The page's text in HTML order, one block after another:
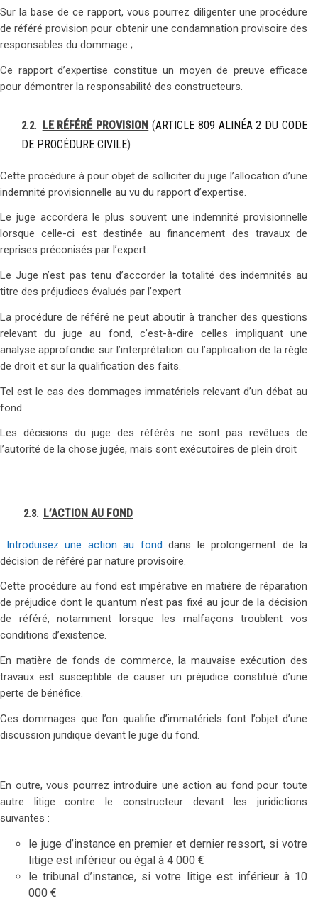
Sur la base de ce rapport, vous pourrez diligenter une procédure
de référé provision pour obtenir une condamnation provisoire des
responsables du dommage ;
Ce rapport d’expertise constitue un moyen de preuve efficace
pour démontrer la responsabilité des constructeurs.
2.2. LE RÉFÉRÉ PROVISION (ARTICLE 809 ALINÉA 2 DU CODE
DE PROCÉDURE CIVILE)
Cette procédure à pour objet de solliciter du juge l’allocation d’une
indemnité provisionnelle au vu du rapport d’expertise.
Le juge accordera le plus souvent une indemnité provisionnelle
lorsque celle-ci est destinée au financement des travaux de
reprises préconisés par l’expert.
Le Juge n’est pas tenu d’accorder la totalité des indemnités au
titre des préjudices évalués par l’expert
La procédure de référé ne peut aboutir à trancher des questions
relevant du juge au fond, c’est-à-dire celles impliquant une
analyse approfondie sur l’interprétation ou l’application de la règle
de droit et sur la qualification des faits.
Tel est le cas des dommages immatériels relevant d’un débat au
fond.
Les décisions du juge des référés ne sont pas revêtues de
l’autorité de la chose jugée, mais sont exécutoires de plein droit
2.3. L’ACTION AU FOND
Introduisez une action au fond dans le prolongement de la
décision de référé par nature provisoire.
Cette procédure au fond est impérative en matière de réparation
de préjudice dont le quantum n’est pas fixé au jour de la décision
de référé, notamment lorsque les malfaçons troublent vos
conditions d’existence.
En matière de fonds de commerce, la mauvaise exécution des
travaux est susceptible de causer un préjudice constitué d’une
perte de bénéfice.
Ces dommages que l’on qualifie d’immatériels font l’objet d’une
discussion juridique devant le juge du fond.
En outre, vous pourrez introduire une action au fond pour toute
autre litige contre le constructeur devant les juridictions
suivantes :
le juge d’instance en premier et dernier ressort, si votre
litige est inférieur ou égal à 4 000 €
le tribunal d’instance, si votre litige est inférieur à 10
000 €